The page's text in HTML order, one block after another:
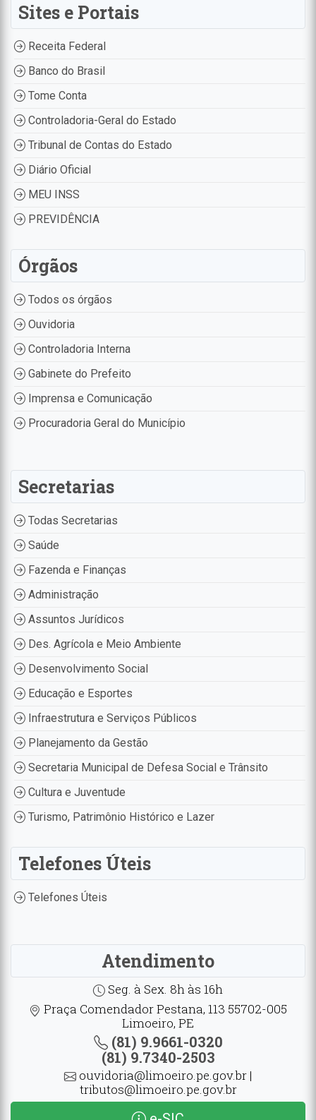
Sites e Portais
Receita Federal
Banco do Brasil
Tome Conta
Controladoria-Geral do Estado
Tribunal de Contas do Estado
Diário Oficial
MEU INSS
PREVIDÊNCIA
Órgãos
Todos os órgãos
Ouvidoria
Controladoria Interna
Gabinete do Prefeito
Imprensa e Comunicação
Procuradoria Geral do Município
Secretarias
Todas Secretarias
Saúde
Fazenda e Finanças
Administração
Assuntos Jurídicos
Des. Agrícola e Meio Ambiente
Desenvolvimento Social
Educação e Esportes
Infraestrutura e Serviços Públicos
Planejamento da Gestão
Secretaria Municipal de Defesa Social e Trânsito
Cultura e Juventude
Turismo, Patrimônio Histórico e Lazer
Telefones Úteis
Telefones Úteis
Atendimento
Seg. à Sex. 8h às 16h
Praça Comendador Pestana, 113 55702-005
Limoeiro, PE
(81) 9.9661-0320
(81) 9.7340-2503
ouvidoria@limoeiro.pe.gov.br |
tributos@limoeiro.pe.gov.br